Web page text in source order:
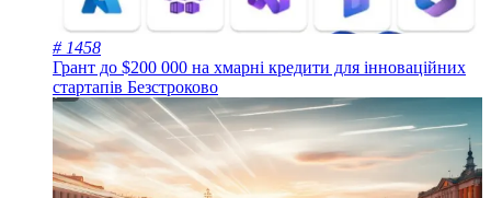
# 1458
Грант до $200 000 на хмарні кредити для інноваційних
стартапів Безстроково